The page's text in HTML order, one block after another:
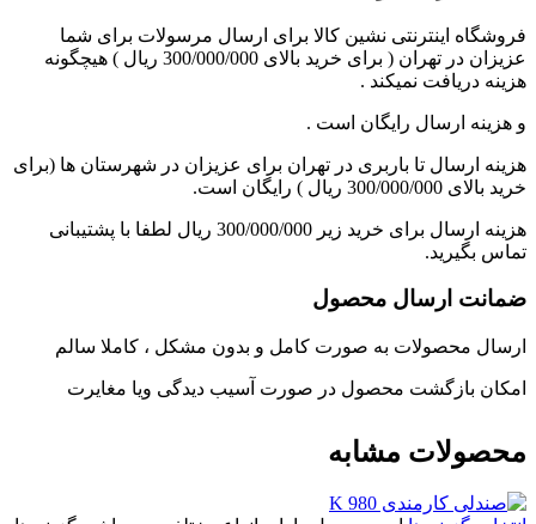
فروشگاه اینترنتی نشین کالا برای ارسال مرسولات برای شما
عزیزان در تهران ( برای خرید بالای 300/000/000 ریال ) هیچگونه
هزینه دریافت نمیکند .
و هزینه ارسال رایگان است .
هزینه ارسال تا باربری در تهران برای عزیزان در شهرستان ها (برای
خرید بالای 300/000/000 ریال ) رایگان است.
هزینه ارسال برای خرید زیر 300/000/000 ریال لطفا با پشتیبانی
تماس بگیرید.
ضمانت ارسال محصول
ارسال محصولات به صورت کامل و بدون مشکل ، کاملا سالم
امکان بازگشت محصول در صورت آسیب دیدگی ویا مغایرت
محصولات مشابه